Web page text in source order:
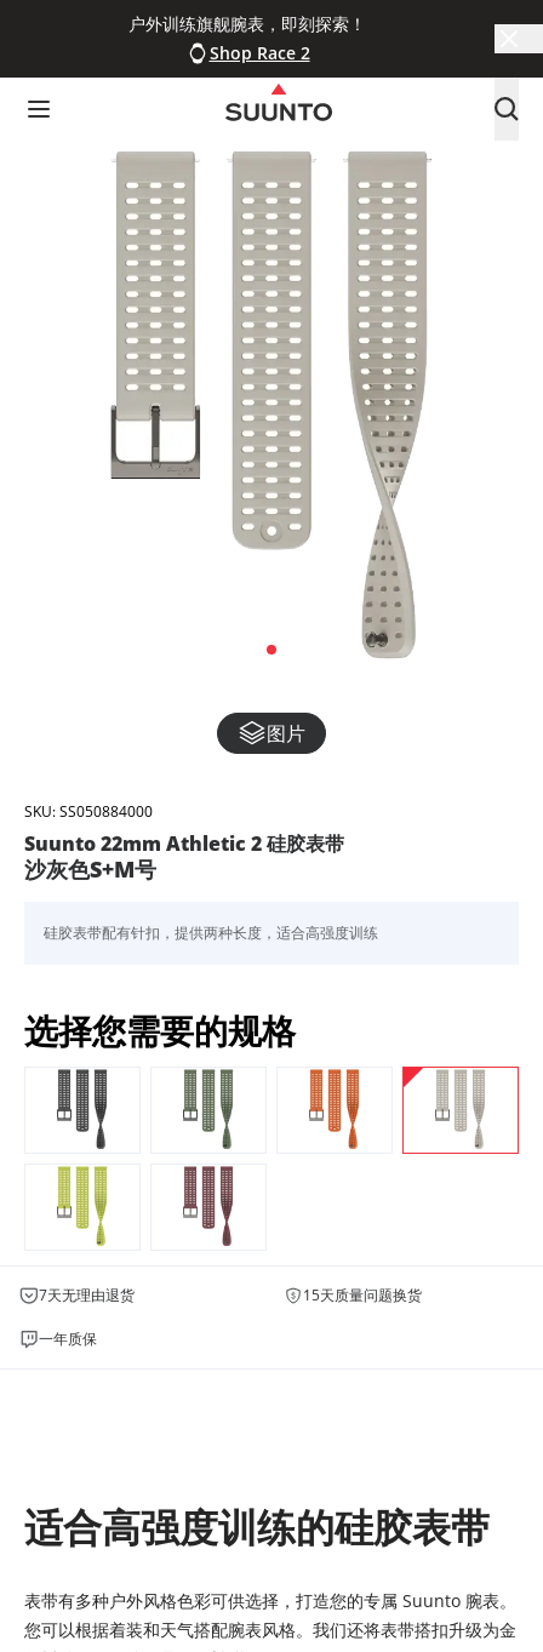
户外训练旗舰腕表，即刻探索！
Shop Race 2
图片
SKU:SS050884000
Suunto 22mm Athletic 2 硅胶表带
沙灰色S+M号
硅胶表带配有针扣，提供两种长度，适合高强度训练
选择您需要的规格
7天无理由退货 15天质量问题换货
一年质保
适合高强度训练的硅胶表带
表带有多种户外风格色彩可供选择，打造您的专属 Suunto 腕表。
您可以根据着装和天气搭配腕表风格。我们还将表带搭扣升级为金